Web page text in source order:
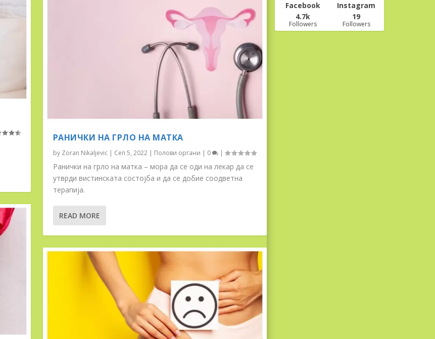
РАНИЧКИ НА ГРЛО НА МАТКА
by Zoran Nikaljevic| Сеп 5, 2022| Полови органи | 0 |
Ранички на грло на матка – мора да се оди на лекар да се
утврди вистинската состојба и да се добие соодветна
терапија.
READ MORE
Facebook
4.7k
Followers
Instagram
19
Followers